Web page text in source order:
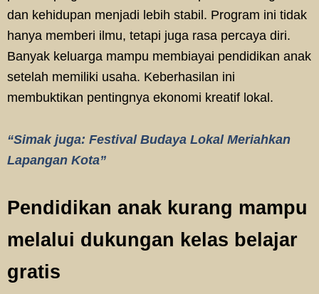
dan kehidupan menjadi lebih stabil. Program ini tidak
hanya memberi ilmu, tetapi juga rasa percaya diri.
Banyak keluarga mampu membiayai pendidikan anak
setelah memiliki usaha. Keberhasilan ini
membuktikan pentingnya ekonomi kreatif lokal.
“Simak juga: Festival Budaya Lokal Meriahkan
Lapangan Kota”
Pendidikan anak kurang mampu
melalui dukungan kelas belajar
gratis